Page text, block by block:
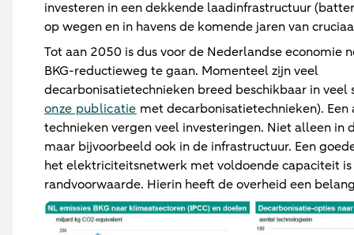
investeren in een dekkende laadinfrastructuur
op wegen en in havens de komende jaren van
Tot aan 2050 is dus voor de Nederlandse economie
BKG-reductieweg te gaan. Momenteel zijn veel
decarbonisatietechnieken breed beschikbaar in veel
onze publicatie met decarbonisatietechnieken). Een
technieken vergen veel investeringen. Niet alleen in
maar bijvoorbeeld ook in de infrastructuur. Een
het elektriciteitsnetwerk met voldoende capaciteit
randvoorwaarde. Hierin heeft de overheid een